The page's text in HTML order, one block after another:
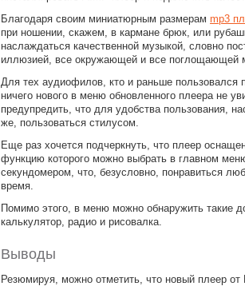
Благодаря своим миниатюрным размерам mp3
при ношении, скажем, в кармане брюк, или
наслаждаться качественной музыкой, словно
иллюзией, все окружающей и все поглощающей
Для тех аудиофилов, кто и раньше
ничего нового в меню обновленного плеера не
предупредить, что для удобства пользования,
же, пользоваться стилусом.
Еще раз хочется подчеркнуть, что плеер
функцию которого можно выбрать в главном
секундомером, что, безусловно, понравиться
время.
Помимо этого, в меню можно обнаружить такие
калькулятор, радио и рисовалка.
Выводы
Резюмируя, можно отметить, что новый плеер